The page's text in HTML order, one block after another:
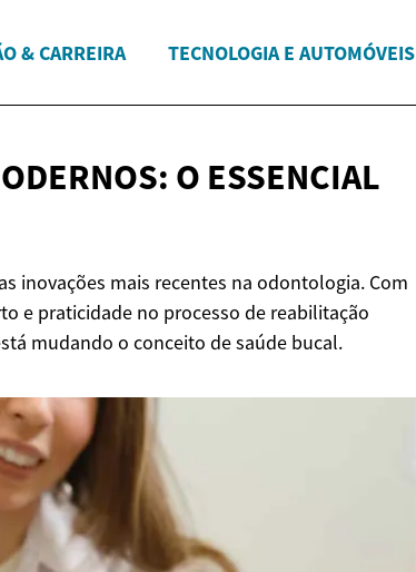
& CARREIRA TECNOLOGIA E AUTOMÓVEIS
O ESSENCIAL
inovações mais recentes na odontologia. Com
e praticidade no processo de reabilitação
mudando o conceito de saúde bucal.